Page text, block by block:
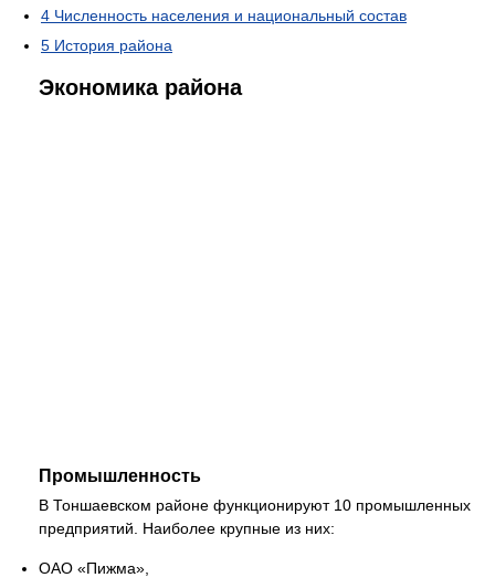
4 Численность населения и национальный состав
5 История района
Экономика района
Промышленность
В Тоншаевском районе функционируют 10 промышленных
предприятий. Наиболее крупные из них:
ОАО «Пижма»,